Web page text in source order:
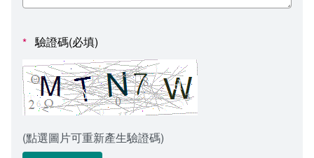
人事室
諮詢信箱進度查詢
* 驗證碼(必填)
(點選圖片可重新產生驗證碼)